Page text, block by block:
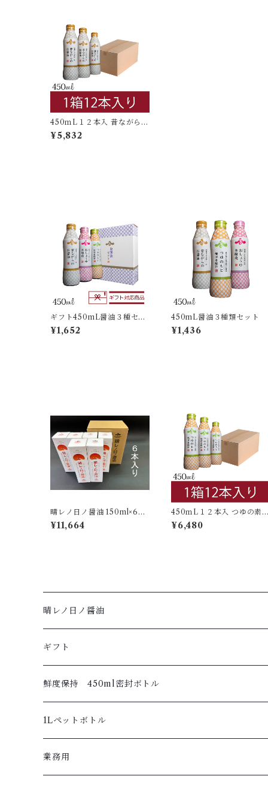
450ｍL１２本入 昔ながらの
お醤油 密封ボトル
¥5,832
ギフト450mL醤油３種セッ
ト
¥1,652
450mL醤油３種類セット
¥1,436
晴レノ日ノ醤油 150ml×6本
入
¥11,664
450ｍL１２本入 つゆの素
密封ボトル
¥6,480
晴レノ日ノ醤油
ギフト
鮮度保持 450ml密封ボトル
1Lペットボトル
業務用